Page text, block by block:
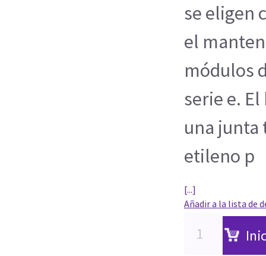
se eligen
el
módulos
serie e.
una junta
etileno p
[...]
Añadir a la lista de